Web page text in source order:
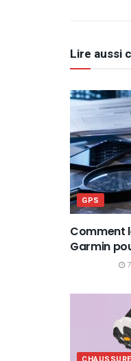
Lire aussi
GPS
Comment
Garmin
7